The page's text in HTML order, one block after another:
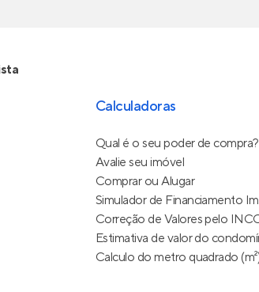
Calculadoras
Qual é o seu poder de compra?
Avalie seu imóvel
Comprar ou Alugar
Simulador de Financiamento
Correção de Valores pelo
Estimativa de valor do
Calculo do metro quadrado